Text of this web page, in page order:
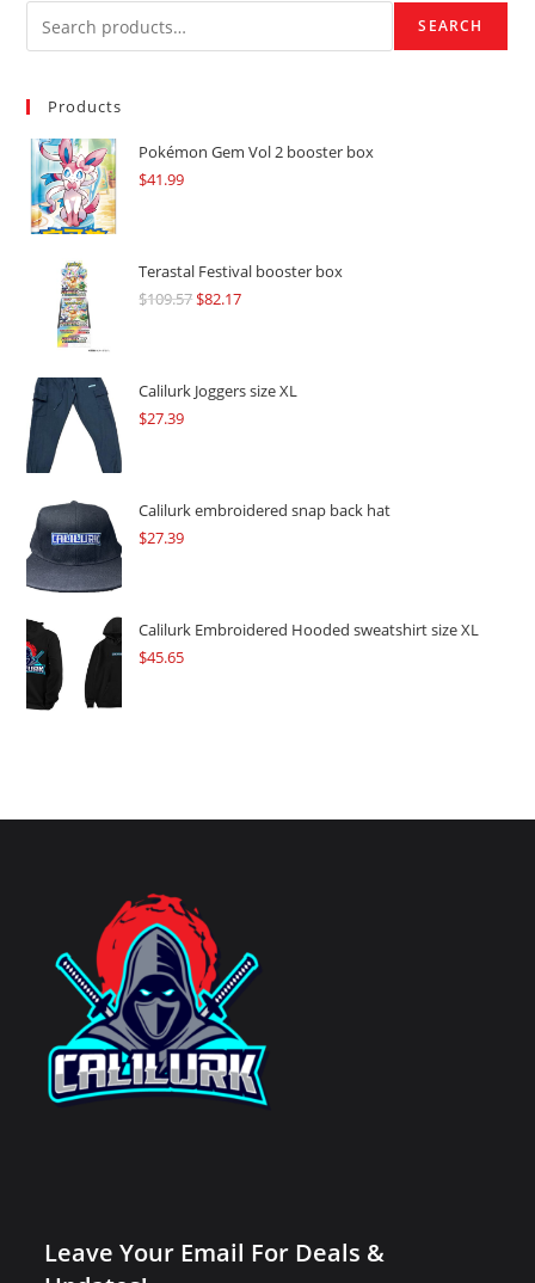
SEARCH
Products
Pokémon Gem Vol 2 booster box
$41.99
Terastal Festival booster box
$109.57Original
$109.57.
$82.17Current
$82.17.
Calilurk Joggers size XL
$27.39
Calilurk embroidered snap back hat
$27.39
Calilurk Embroidered Hooded sweatshirt size XL
$45.65
Leave Your Email For Deals &